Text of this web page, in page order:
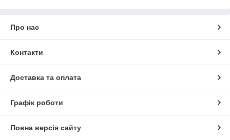
Про нас
Контакти
Доставка та оплата
Графік роботи
Повна версія сайту